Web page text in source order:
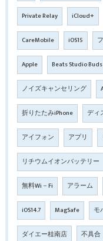
Private Relay iCloud+
CareMobile iOS15
Apple Beats Studio Buds
ノイズキャンセリング
折りたたみiPhone ディ
アイフォン アプリ
リチウムイオンバッテリー
無料Wi－Fi アラーム
iOS14.7 MagSafe モ
ダイエー桂南店 不具合